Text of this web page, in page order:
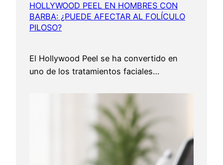
HOLLYWOOD PEEL EN HOMBRES CON
BARBA: ¿PUEDE AFECTAR AL FOLÍCULO
PILOSO?
El Hollywood Peel se ha convertido en
uno de los tratamientos faciales…